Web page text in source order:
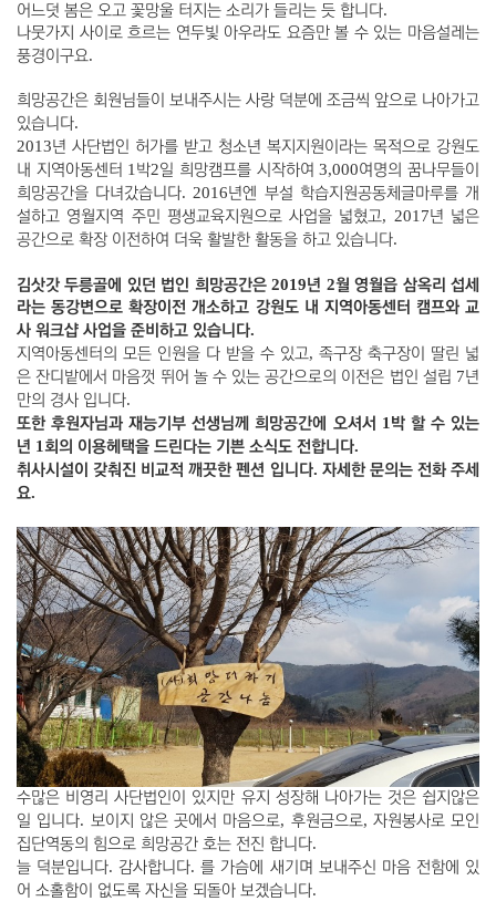
어느덧 봄은 오고 꽃망울 터지는 소리가 들리는 듯 합니다.
나뭇가지 사이로 흐르는 연두빛 아우라도 요즘만 볼 수 있는 마음설레는
풍경이구요.
희망공간은 회원님들이 보내주시는 사랑 덕분에 조금씩 앞으로 나아가고
있습니다.
2013년 사단법인 허가를 받고 청소년 복지지원이라는 목적으로 강원도
내 지역아동센터 1 박2일 희망캠프를 시작하여3,000여명의 꿈나무들이
희망공간을 다녀갔습니다. 2016년엔 부설 학습지원공동체글마루를 개
설하고 영월지역 주민 평생교육지원으로 사업을 넓혔고, 2017년 넓은
공간으로 확장 이전하여 더욱 활발한 활동을 하고 있습니다.
김삿갓 두릉골에 있던 법인 희망공간은2019년 2월 영월읍 삼옥리 섭세
라는 동강변으로 확장이전 개소하고 강원도 내 지역아동센터 캠프와 교
사 워크샵 사업을 준비하고 있습니다.
지역아동센터의 모든 인원을 다 받을 수 있고, 족구장 축구장이 딸린 넓
은 잔디밭에서 마음껏 뛰어 놀 수 있는 공간으로의 이전은 법인 설립 7년
만의 경사 입니다.
또한 후원자님과 재능기부 선생님께 희망공간에 오셔서 1 박 할 수 있는
년 1회의 이용헤택을 드린다는 기쁜 소식도 전합니다.
취사시설이 갖춰진 비교적 깨끗한 펜션 입니다. 자세한 문의는 전화 주세
요.
수많은 비영리 사단법인이 있지만 유지 성장해 나아가는 것은 쉽지않은
일 입니다. 보이지 않은 곳에서 마음으로, 후원금으로, 자원봉사로 모인
집단역동의 힘으로 희망공간 호는 전진 합니다.
늘 덕분입니다.감사합니다.를 가슴에 새기며 보내주신 마음 전함에 있
어 소홀함이 없도록 자신을 되돌아 보겠습니다.